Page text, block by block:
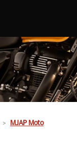
MJAP Moto